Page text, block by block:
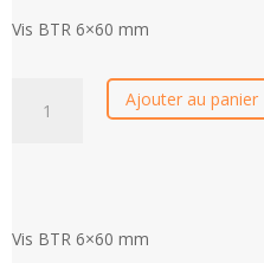
Vis BTR 6×60 mm
Ajouter au panier
Vis BTR 6×60 mm